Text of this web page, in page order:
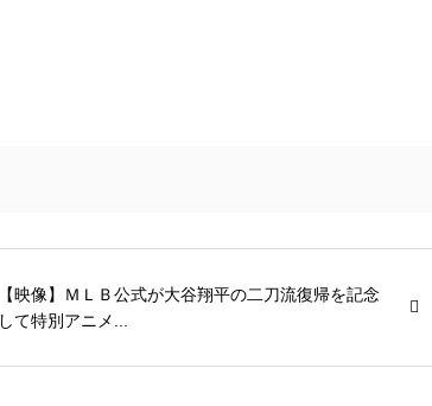
【映像】ＭＬＢ公式が大谷翔平の二刀流復帰を記念
して特別アニメ...